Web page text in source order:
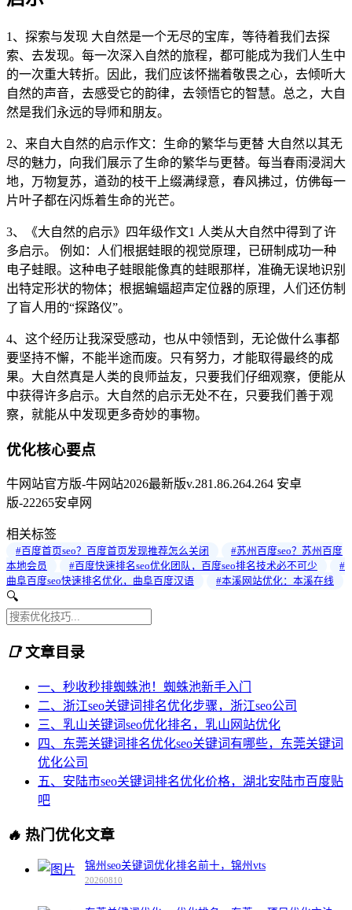
1、探索与发现 大自然是一个无尽的宝库，等待着我们去探
索、去发现。每一次深入自然的旅程，都可能成为我们人生中
的一次重大转折。因此，我们应该怀揣着敬畏之心，去倾听大
自然的声音，去感受它的韵律，去领悟它的智慧。总之，大自
然是我们永远的导师和朋友。
2、来自大自然的启示作文：生命的繁华与更替 大自然以其无
尽的魅力，向我们展示了生命的繁华与更替。每当春雨浸润大
地，万物复苏，遒劲的枝干上缀满绿意，春风拂过，仿佛每一
片叶子都在闪烁着生命的光芒。
3、《大自然的启示》四年级作文1 人类从大自然中得到了许
多启示。 例如：人们根据蛙眼的视觉原理，已研制成功一种
电子蛙眼。这种电子蛙眼能像真的蛙眼那样，准确无误地识别
出特定形状的物体；根据蝙蝠超声定位器的原理，人们还仿制
了盲人用的“探路仪”。
4、这个经历让我深受感动，也从中领悟到，无论做什么事都
要坚持不懈，不能半途而废。只有努力，才能取得最终的成
果。大自然真是人类的良师益友，只要我们仔细观察，便能从
中获得许多启示。大自然的启示无处不在，只要我们善于观
察，就能从中发现更多奇妙的事物。
优化核心要点
牛网站官方版-牛网站2026最新版v.281.86.264.264 安卓
版-22265安卓网
相关标签
#百度首页seo？百度首页发现推荐怎么关闭
#苏州百度seo？苏州百度
本地会员
#百度快速排名seo优化团队，百度seo排名技术必不可少
#
曲阜百度seo快速排名优化，曲阜百度汉语
#本溪网站优化：本溪在线
🔍
📑文章目录
一、秒收秒排蜘蛛池！蜘蛛池新手入门
二、浙江seo关键词排名优化步骤，浙江seo公司
三、乳山关键词seo优化排名，乳山网站优化
四、东莞关键词排名优化seo关键词有哪些，东莞关键词
优化公司
五、安陆市seo关键词排名优化价格，湖北安陆市百度贴
吧
🔥 热门优化文章
锦州seo关键词优化排名前十，锦州vts
20260810